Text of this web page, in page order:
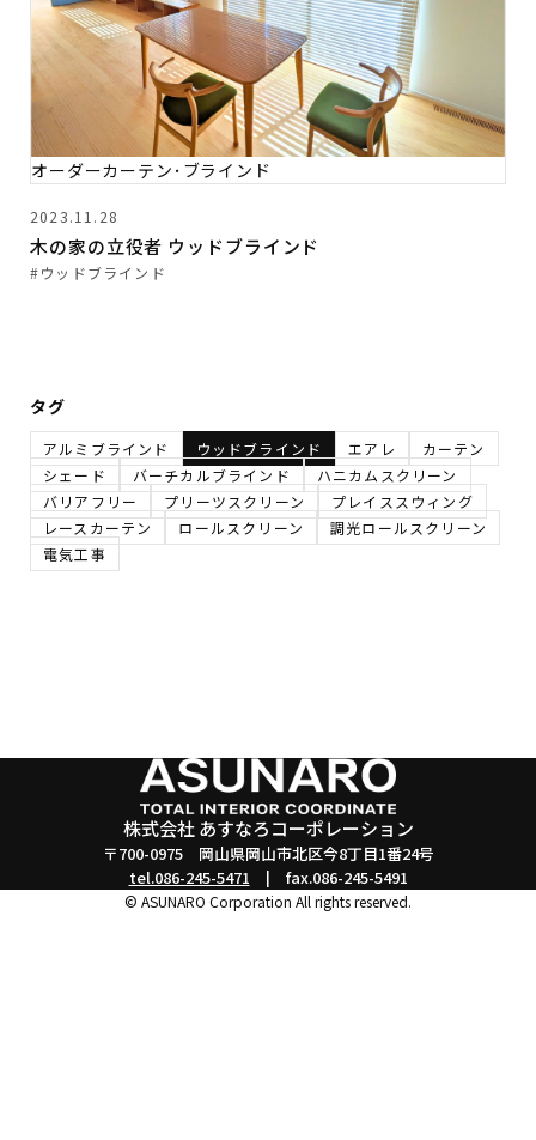
オーダーカーテン･ブラインド
2023.11.28
木の家の立役者 ウッドブラインド
#ウッドブラインド
タグ
アルミブラインド ウッドブラインド エアレ
カーテン
シェード
バーチカルブラインド
ハニカムスクリーン
バリアフリー
プリーツスクリーン
プレイススウィング
レースカーテン
ロールスクリーン
調光ロールスクリーン
電気工事
株式会社 あすなろコーポレーション
〒700-0975 岡山県岡山市北区今8丁目1番24号
tel.086-245-5471 | fax.086-245-5491
© ASUNARO Corporation All rights reserved.